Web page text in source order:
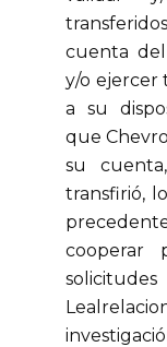
cuenta
y/o ejercer
a su
que
su
transfirió,
cooperar